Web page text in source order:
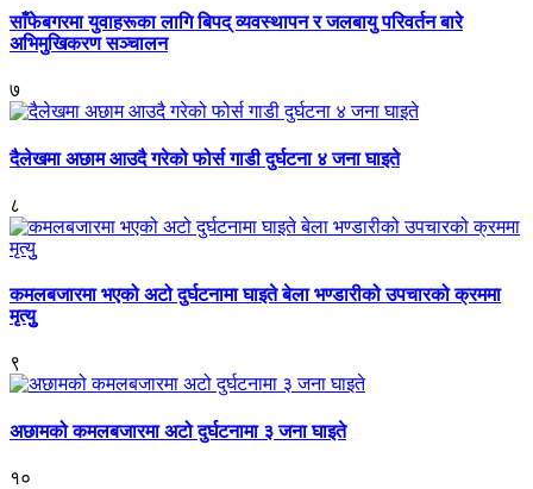
साँफेबगरमा युवाहरूका लागि बिपद् व्यवस्थापन र जलबायु परिवर्तन बारे
अभिमुखिकरण सञ्चालन
७
दैलेखमा अछाम आउदै गरेको फोर्स गाडी दुर्घटना ४ जना घाइते
८
कमलबजारमा भएको अटो दुर्घटनामा घाइते बेला भण्डारीको उपचारको क्रममा
मृत्युु
९
अछामको कमलबजारमा अटो दुर्घटनामा ३ जना घाइते
१०